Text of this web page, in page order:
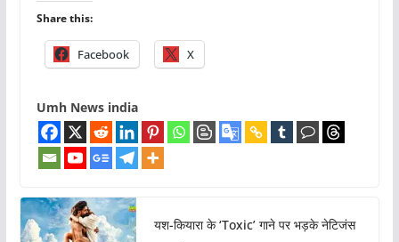
Share this:
Facebook X
Umh News india
यश-कियारा के ‘Toxic’ गाने पर भड़के नेटिजंस